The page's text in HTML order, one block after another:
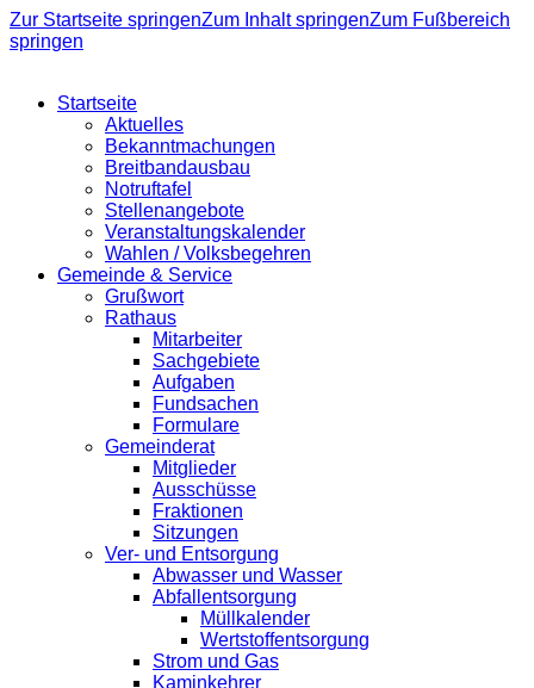
Zur Startseite springenZum Inhalt springenZum Fußbereich
springen
Startseite
Aktuelles
Bekanntmachungen
Breitbandausbau
Notruftafel
Stellenangebote
Veranstaltungskalender
Wahlen / Volksbegehren
Gemeinde & Service
Grußwort
Rathaus
Mitarbeiter
Sachgebiete
Aufgaben
Fundsachen
Formulare
Gemeinderat
Mitglieder
Ausschüsse
Fraktionen
Sitzungen
Ver- und Entsorgung
Abwasser und Wasser
Abfallentsorgung
Müllkalender
Wertstoffentsorgung
Strom und Gas
Kaminkehrer